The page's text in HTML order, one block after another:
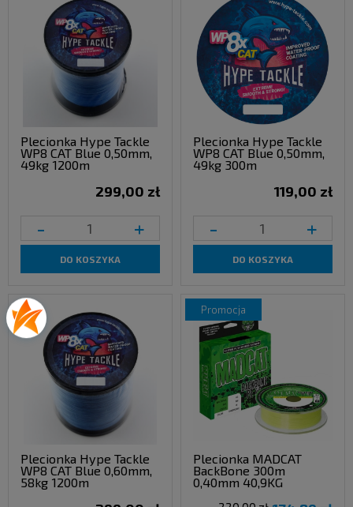
Plecionka Hype Tackle
WP8 CAT Blue 0,50mm,
49kg 1200m
299,00 zł
- +
DO KOSZYKA
Plecionka Hype Tackle
WP8 CAT Blue 0,50mm,
49kg 300m
119,00 zł
- +
DO KOSZYKA
Plecionka Hype Tackle
WP8 CAT Blue 0,60mm,
58kg 1200m
Plecionka MADCAT
BackBone 300m
0,40mm 40,9KG
promocja